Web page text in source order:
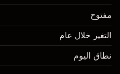
مفتوح
التغير خلال عام
نطاق اليوم